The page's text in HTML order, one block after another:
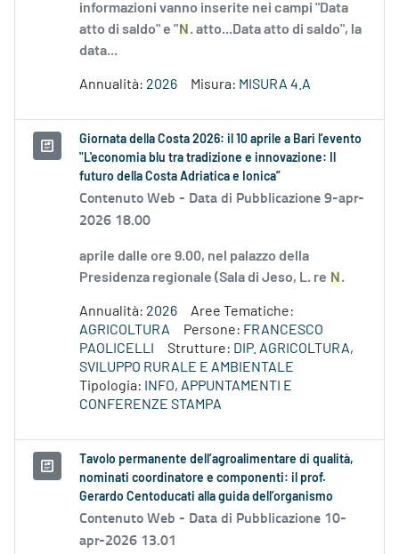
informazioni vanno inserite nei campi "Data
atto di saldo" e " N . atto...Data atto di saldo", la
data...
Annualità: 2026 Misura: MISURA 4.A
Giornata della Costa 2026: il 10 aprile a Bari l’evento
"L'economia blu tra tradizione e innovazione: Il
futuro della Costa Adriatica e Ionica”
Contenuto Web - Data di Pubblicazione 9-apr-
2026 18.00
aprile dalle ore 9.00, nel palazzo della
Presidenza regionale (Sala di Jeso, L. re N .
Annualità: 2026
Aree Tematiche:
AGRICOLTURA
Persone: FRANCESCO
PAOLICELLI
Strutture: DIP. AGRICOLTURA,
SVILUPPO RURALE E AMBIENTALE
Tipologia:
INFO, APPUNTAMENTI E
CONFERENZE STAMPA
Tavolo permanente dell’agroalimentare di qualità,
nominati coordinatore e componenti: il prof.
Gerardo Centoducati alla guida dell’organismo
Contenuto Web - Data di Pubblicazione 10-
apr-2026 13.01